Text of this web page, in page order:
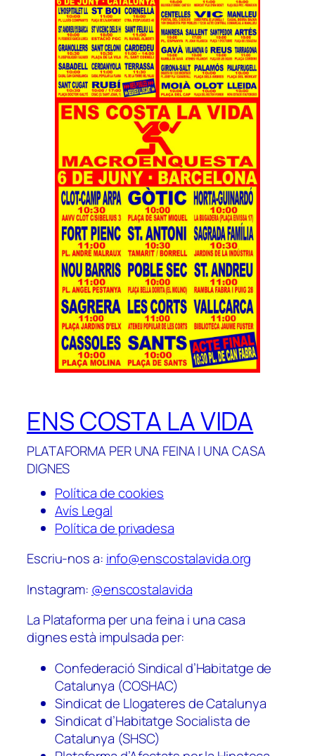
ENS COSTA LA VIDA
PLATAFORMA PER UNA FEINA I UNA CASA
DIGNES
Política de cookies
Avís Legal
Política de privadesa
Escriu-nos a: info@enscostalavida.org
Instagram: @enscostalavida
La Plataforma per una feina i una casa
dignes està impulsada per:
Confederació Sindical d’Habitatge de
Catalunya (COSHAC)
Sindicat de Llogateres de Catalunya
Sindicat d’Habitatge Socialista de
Catalunya (SHSC)